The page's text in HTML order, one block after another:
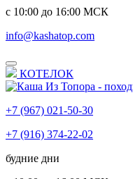
с 10:00 до 16:00 МСК
info@kashatop.com
КОТЕЛОК
+7 (967) 021-50-30
+7 (916) 374-22-02
будние дни